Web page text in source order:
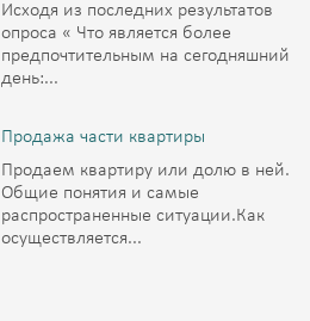
Исходя из последних результатов
опроса « Что является более
предпочтительным на сегодняшний
день:...
Продажа части квартиры
Продаем квартиру или долю в ней.
Общие понятия и самые
распространенные ситуации.Как
осуществляется...